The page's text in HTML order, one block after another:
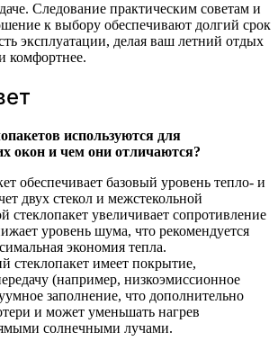
Следование практическим советам и
к выбору обеспечивают долгий срок
эксплуатации, делая ваш летний отдых
комфортнее.
используются для
окон и чем они отличаются?
обеспечивает базовый уровень тепло- и
двух стекол и межстекольной
стеклопакет увеличивает сопротивление
уровень шума, что рекомендуется
экономия тепла.
стеклопакет имеет покрытие,
(например, низкоэмиссионное
заполнение, что дополнительно
и может уменьшать нагрев
солнечными лучами.